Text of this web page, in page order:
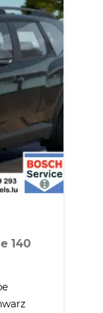
140